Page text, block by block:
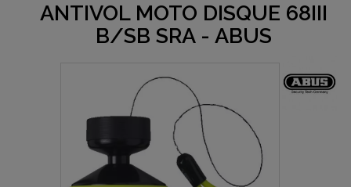
ANTIVOL MOTO DISQUE 68III
B/SB SRA - ABUS